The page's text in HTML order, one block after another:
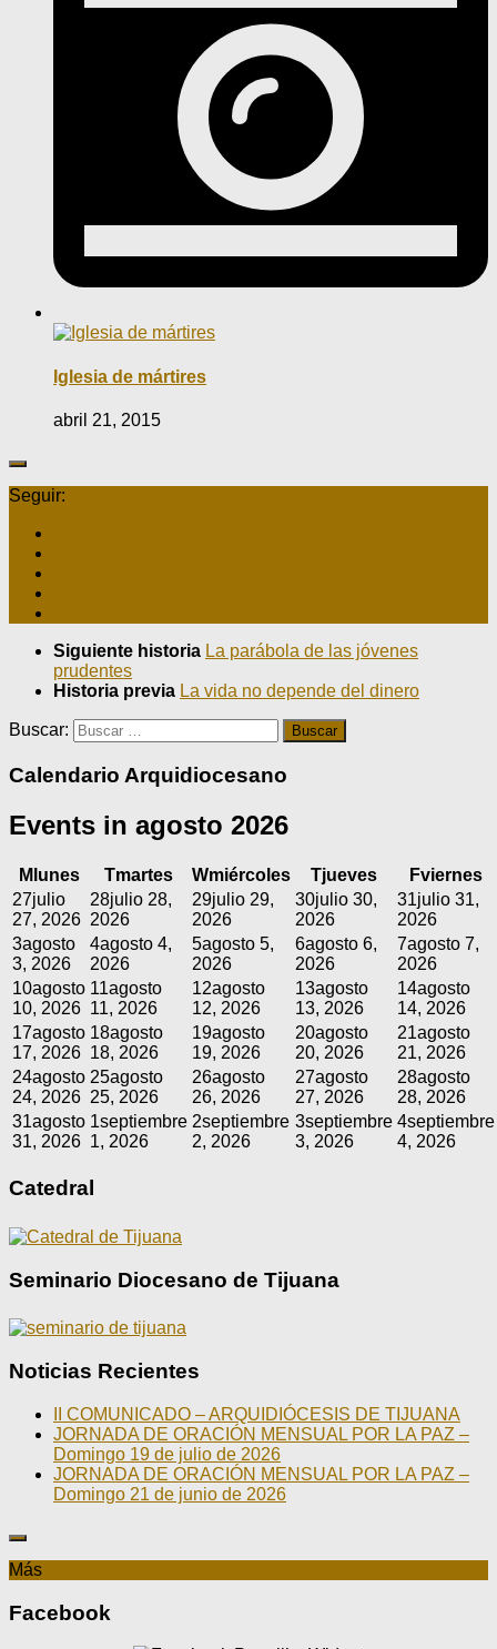
Iglesia de mártires
abril 21, 2015
Seguir:
Siguiente historia La parábola de las jóvenes
prudentes
Historia previa La vida no depende del dinero
Buscar:
Calendario Arquidiocesano
Events in agosto 2026
M lunes Tmartes Wmiércoles Tjueves Fviernes
27julio
27, 2026
28julio 28,
2026
29julio 29,
2026
30julio 30,
2026
31julio 31,
2026
3agosto
3, 2026
4agosto 4,
2026
5agosto 5,
2026
6agosto 6,
2026
7agosto 7,
2026
10agosto
10, 2026
11agosto
11, 2026
12agosto
12, 2026
13agosto
13, 2026
14agosto
14, 2026
17agosto
17, 2026
18agosto
18, 2026
19agosto
19, 2026
20agosto
20, 2026
21agosto
21, 2026
24agosto
24, 2026
25agosto
25, 2026
26agosto
26, 2026
27agosto
27, 2026
28agosto
28, 2026
31agosto
31, 2026
1septiembre
1, 2026
2septiembre
2, 2026
3septiembre
3, 2026
4septiembre
4, 2026
Catedral
Seminario Diocesano de Tijuana
Noticias Recientes
II COMUNICADO – ARQUIDIÓCESIS DE TIJUANA
JORNADA DE ORACIÓN MENSUAL POR LA PAZ –
Domingo 19 de julio de 2026
JORNADA DE ORACIÓN MENSUAL POR LA PAZ –
Domingo 21 de junio de 2026
Más
Facebook